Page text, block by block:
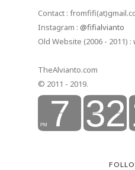
Contact :
Instagram : @fifialvianto
Old Website (2006 - 2011) :
TheAlvianto.com
© 2011 - 2019.